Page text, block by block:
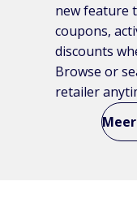
new feature
coupons,
discounts
Browse or
retailer